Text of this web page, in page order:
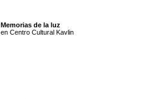
Memorias de la luz
en Centro Cultural Kavlin